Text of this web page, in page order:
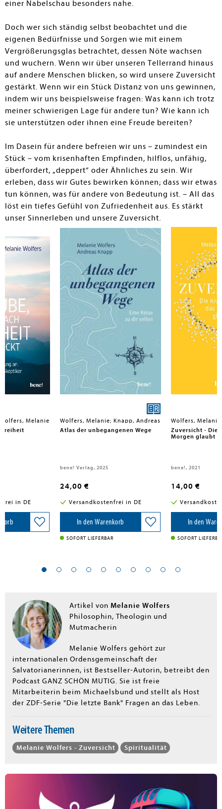
einer Nabelschau besonders nahe.
Doch wer sich ständig selbst beobach­tet und die
eigenen Bedürfnisse und Sorgen wie mit einem
Vergrößerungs­glas betrachtet, dessen Nöte wachsen
und wuchern. Wenn wir über unseren Tellerrand hinaus
auf andere Menschen blicken, so wird unsere Zuversicht
gestärkt. Wenn wir ein Stück Distanz von uns gewinnen,
indem wir uns beispiels­weise fragen: Was kann ich trotz
mei­ner schwierigen Lage für andere tun? Wie kann ich
sie unterstützen oder ihnen eine Freude bereiten?
Im Dasein für andere befreien wir uns – zumindest ein
Stück – vom krisenhaften Empfinden, hilflos, unfähig,
überfordert, „deppert“ oder Ähnliches zu sein. Wir
erleben, dass wir Gutes bewirken können; dass wir etwas
tun können, was für andere von Bedeutung ist. – All das
löst ein tiefes Gefühl von Zufriedenheit aus. Es stärkt
unser Sinnerleben und unsere Zuversicht.
Melanie
Freiheit
in DE
Wolfers, Melanie; Knapp, Andreas
Atlas der unbegangenen Wege
bene! Verlag, 2025
24,00 €
Versandkostenfrei in DE
In den Warenkorb
SOFORT LIEFERBAR
Wolfers, Melanie
Zuversicht - Die
Morgen glaubt
bene!, 2021
14,00 €
In den
SOFORT
Artikel von Melanie Wolfers
Philosophin, Theologin und
Mutmacherin
Melanie Wolfers gehört zur
internationalen Ordensgemeinschaft der
Salvatorianerinnen, ist Bestseller-Autorin, betreibt den
Podcast GANZ SCHÖN MUTIG. Sie ist freie
Mitarbeiterin beim Michaelsbund und stellt als Host
der ZDF-Serie "Die letzte Bank" Fragen an das Leben.
Weitere Themen
Melanie Wolfers - Zuversicht Spiritualität